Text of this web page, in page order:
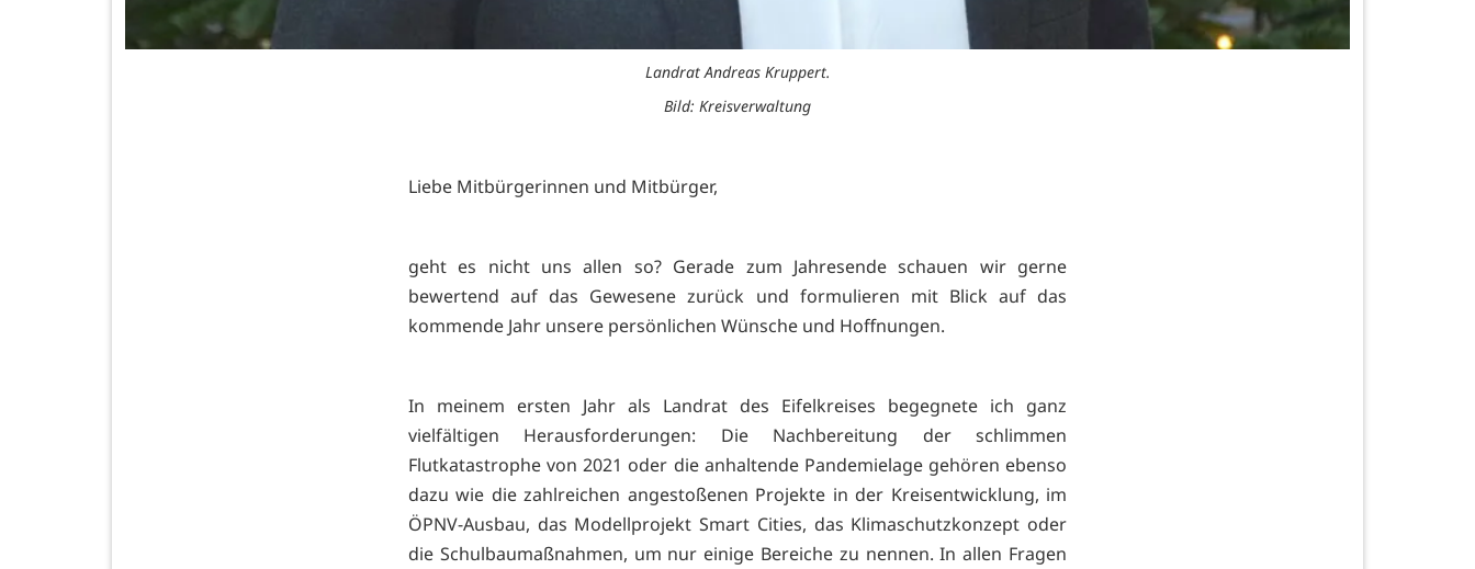
Landrat Andreas Kruppert.
Bild: Kreisverwaltung
Liebe Mitbürgerinnen und Mitbürger,
geht es nicht uns allen so? Gerade zum Jahresende schauen wir gerne
bewertend auf das Gewesene zurück und formulieren mit Blick auf das
kommende Jahr unsere persönlichen Wünsche und Hoffnungen.
In meinem ersten Jahr als Landrat des Eifelkreises begegnete ich ganz
vielfältigen Herausforderungen: Die Nachbereitung der schlimmen
Flutkatastrophe von 2021 oder die anhaltende Pandemielage gehören ebenso
dazu wie die zahlreichen angestoßenen Projekte in der Kreisentwicklung, im
ÖPNV-Ausbau, das Modellprojekt Smart Cities, das Klimaschutzkonzept oder
die Schulbaumaßnahmen, um nur einige Bereiche zu nennen. In allen Fragen